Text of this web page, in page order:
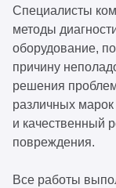
Специалисты
методы
оборудование,
причину
решения
различных
и качественный
повреждения.
Все работы